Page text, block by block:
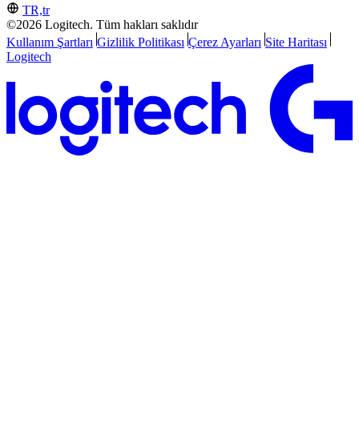
TR,tr
©2026 Logitech. Tüm hakları saklıdır
Kullanım Şartları Gizlilik Politikası Çerez Ayarları Site Haritası
Logitech